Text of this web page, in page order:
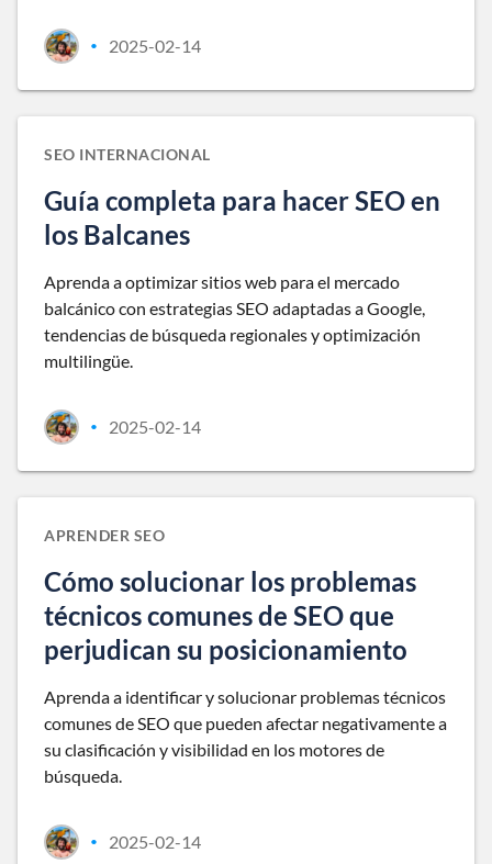
• 2025-02-14
SEO INTERNACIONAL
Guía completa para hacer SEO en
los Balcanes
Aprenda a optimizar sitios web para el mercado
balcánico con estrategias SEO adaptadas a Google,
tendencias de búsqueda regionales y optimización
multilingüe.
• 2025-02-14
APRENDER SEO
Cómo solucionar los problemas
técnicos comunes de SEO que
perjudican su posicionamiento
Aprenda a identificar y solucionar problemas técnicos
comunes de SEO que pueden afectar negativamente a
su clasificación y visibilidad en los motores de
búsqueda.
• 2025-02-14